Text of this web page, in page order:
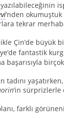
’nden
tekrar
Çin’de büyük
fantastik
başarısıyla
tadını
’in sürprizlerle
farklı